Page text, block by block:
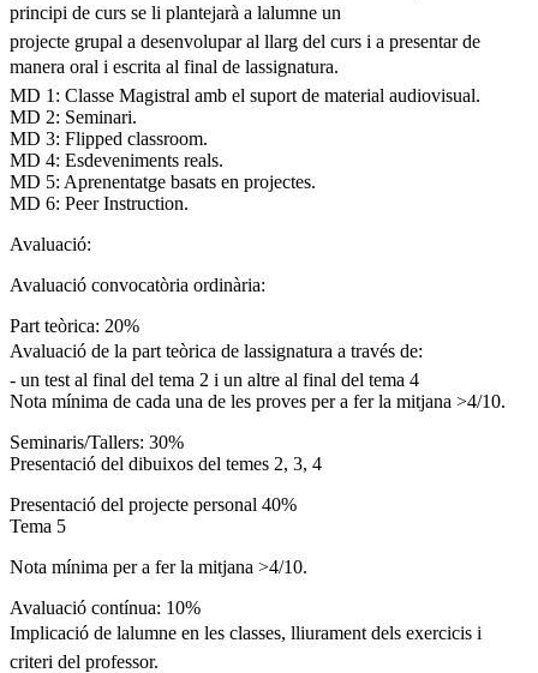
principi de curs se li plantejarà a lalumne un
projecte grupal a desenvolupar al llarg del curs i a presentar de
manera oral i escrita al final de lassignatura.
MD 1: Classe Magistral amb el suport de material audiovisual.
MD 2: Seminari.
MD 3: Flipped classroom.
MD 4: Esdeveniments reals.
MD 5: Aprenentatge basats en projectes.
MD 6: Peer Instruction.
Avaluació:
Avaluació convocatòria ordinària:
Part teòrica: 20%
Avaluació de la part teòrica de lassignatura a través de:
- un test al final del tema 2 i un altre al final del tema 4
Nota mínima de cada una de les proves per a fer la mitjana >4/10.
Seminaris/Tallers: 30%
Presentació del dibuixos del temes 2, 3, 4
Presentació del projecte personal 40%
Tema 5
Nota mínima per a fer la mitjana >4/10.
Avaluació contínua: 10%
Implicació de lalumne en les classes, lliurament dels exercicis i
criteri del professor.